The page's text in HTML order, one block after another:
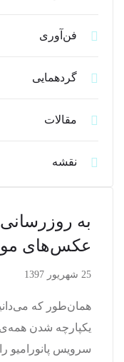
فن‌آوری
گردهمایی
مقالات
نقشه
به روزرسانی
عکس‌های
25 شهریور 1397
همان‌طور که
یکپارچه شدن
سرویس پانورامیو